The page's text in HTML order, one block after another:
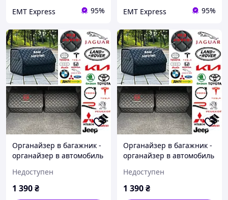
EМT Express 95% EМT Express 95%
Органайзер в багажник -
органайзер в автомобиль
Цвет Черный, Размер
30х65х30 35,
Недоступен
1 390₴
Органайзер в багажник -
органайзер в автомобиль
Цвет Черный, Размер
30х65х30 35,
Недоступен
1 390₴